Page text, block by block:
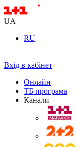
UA
RU
Вхід в кабінет
Онлайн
ТБ програма
Канали